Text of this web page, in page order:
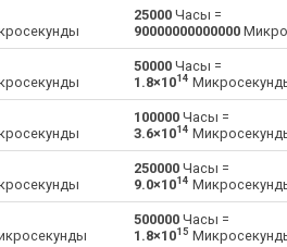
s Секунд в Часы
Микросекунды в Часы
Недели в Часы
Месяцев в Часы
— Лет в Часы
25000 Часы =
90000000000000
50000 Часы =
1.8×1014
100000 Часы =
3.6×1014
250000 Часы =
9.0×1014
500000 Часы =
1.8×1015